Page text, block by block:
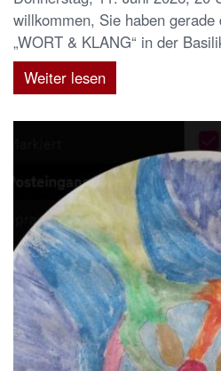
willkommen, Sie haben
„WORT & KLANG“ in der
Weiter lesen